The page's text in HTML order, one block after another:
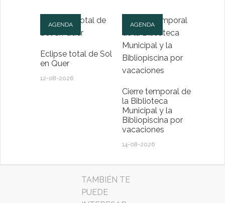
AGENDA
Eclipse total de Sol
en Quer
12-08-2026
AGENDA
Cierre temporal de
la Biblioteca
Municipal y la
Bibliopiscina por
vacaciones
14-08-2026
TAMBIÉN TE
PUEDE